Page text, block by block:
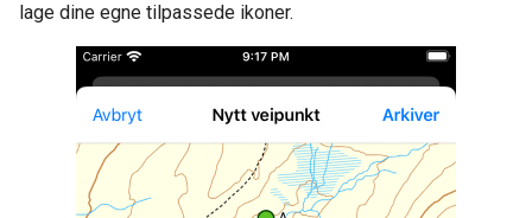
lage dine egne tilpassede ikoner.